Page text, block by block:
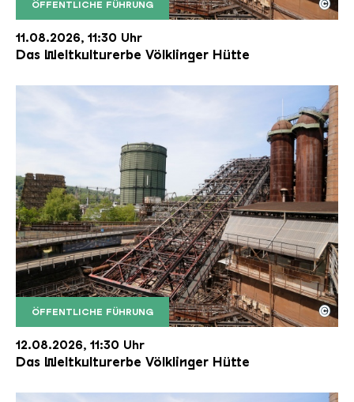
ÖFFENTLICHE FÜHRUNG
Der Erzschrägaufzug der Völklinger Hütte mit
Copyright: Weltkulturerbe Völklinger Hütte | Karl
©
11.08.2026, 11:30 Uhr
Das Weltkulturerbe Völklinger Hütte
ÖFFENTLICHE FÜHRUNG
Der Erzschrägaufzug der Völklinger Hütte mit
Copyright: Weltkulturerbe Völklinger Hütte | Karl
©
12.08.2026, 11:30 Uhr
Das Weltkulturerbe Völklinger Hütte